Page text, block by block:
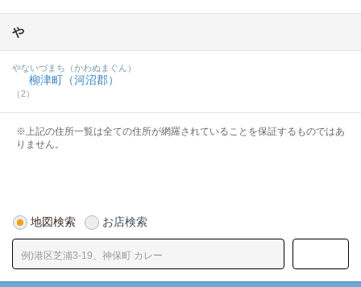
や
柳津町（河沼郡）
（2）
やないづまち（かわぬまぐん）
※上記の住所一覧は全ての住所が網羅されていることを保証するものではあ
りません。
地図検索 お店検索